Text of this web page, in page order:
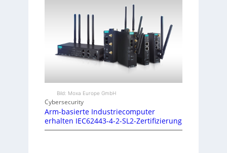
Bild: Moxa Europe GmbH
Cybersecurity
Arm-basierte Industriecomputer
erhalten IEC62443-4-2-SL2-Zertifizierung